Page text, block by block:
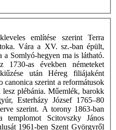
említése szerint Terra
Vára a XV. sz.-ban épült,
a Somlyó-hegyen ma is látható.
1730-as években németeket
után Héreg filiájaként
szerint a reformátusok
plébánia. Műemlék, barokk
Esterházy József 1765–80
szerint. A torony 1863-ban
Scitovszky János
1961-ben Szent Györgyről